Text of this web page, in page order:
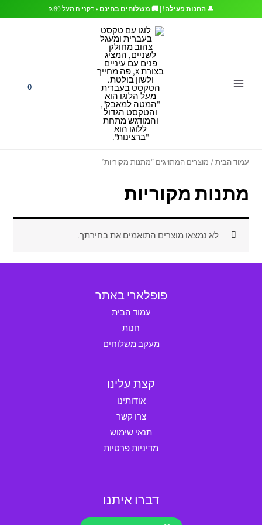
🔔 החנות פעילה! | 🚚 משלוחים בחינם • בקנייה מעל ₪89
0
עמוד הבית/ מוצרים המתויגים “מתנות מקוריות”
מתנות מקוריות
לא נמצאו מוצרים התואמים את בחירתך.
פופלארי באתר
עמוד הבית
חנות
מעקב משלוחים
קצת עלינו
אודותינו
צרו קשר
תנאי שימוש
מדיניות פרטיות
דברו איתנו